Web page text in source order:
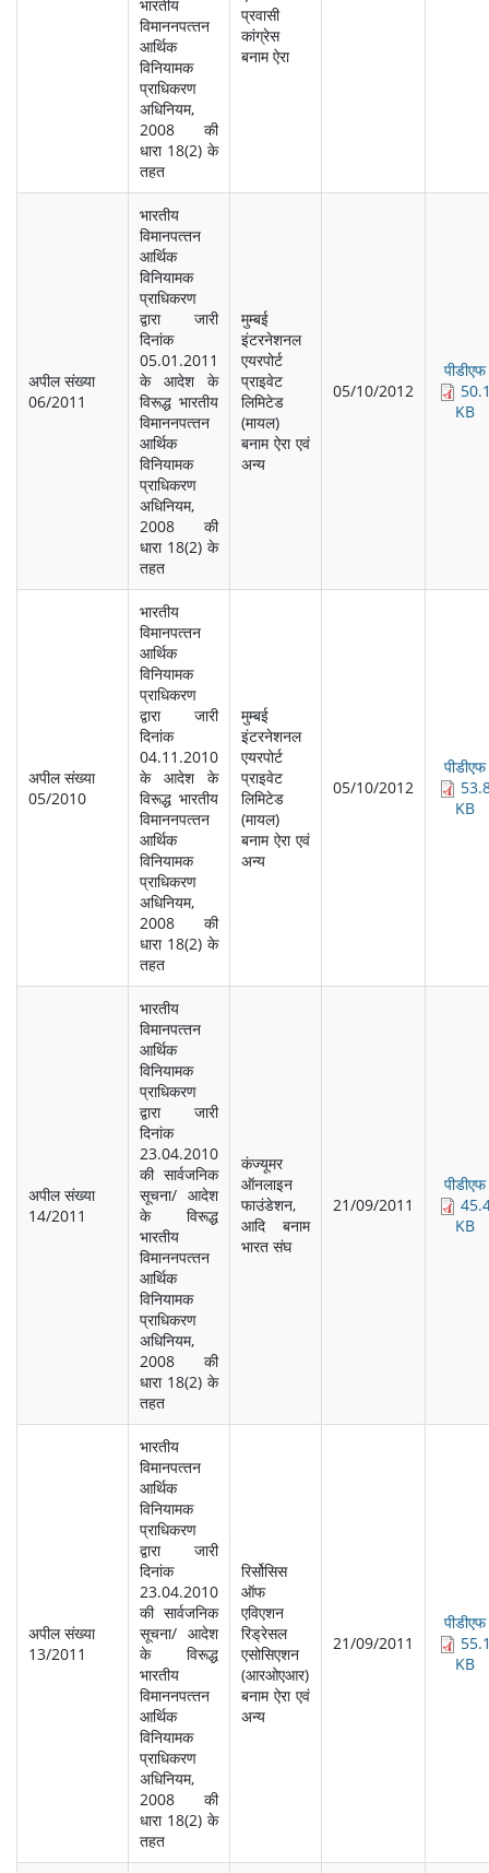
भारतीय
विमाननपत्‍तन
आर्थिक
विनियामक
प्राधिकरण
अधिनियम,
2008 की
धारा 18(2) के
तहत
प्रवासी
कांग्रेस
बनाम ऐरा
अपील संख्‍या
06/2011
भारतीय
विमानपत्‍तन
आर्थिक
विनियामक
प्राधिकरण
द्वारा जारी
दिनांक
05.01.2011
के आदेश के
विरूद्ध भारतीय
विमाननपत्‍तन
आर्थिक
विनियामक
प्राधिकरण
अधिनियम,
2008 की
धारा 18(2) के
तहत
मुम्‍बई
इंटरनेशनल
एयरपोर्ट
प्राइवेट
लिमिटेड
(मायल)
बनाम ऐरा एवं
अन्‍य
05/10/2012
पीडीएफ
KB
अपील संख्‍या
05/2010
भारतीय
विमानपत्‍तन
आर्थिक
विनियामक
प्राधिकरण
द्वारा जारी
दिनांक
04.11.2010
के आदेश के
विरूद्ध भारतीय
विमाननपत्‍तन
आर्थिक
विनियामक
प्राधिकरण
अधिनियम,
2008 की
धारा 18(2) के
तहत
मुम्‍बई
इंटरनेशनल
एयरपोर्ट
प्राइवेट
लिमिटेड
(मायल)
बनाम ऐरा एवं
अन्‍य
05/10/2012
पीडीएफ
KB
अपील संख्‍या
14/2011
भारतीय
विमानपत्‍तन
आर्थिक
विनियामक
प्राधिकरण
द्वारा जारी
दिनांक
23.04.2010
की सार्वजनिक
सूचना/ आदेश
के विरूद्ध
भारतीय
विमाननपत्‍तन
आर्थिक
विनियामक
प्राधिकरण
अधिनियम,
2008 की
धारा 18(2) के
तहत
कंज्‍यूमर
ऑनलाइन
फाउंडेशन,
आदि बनाम
भारत संघ
21/09/2011
पीडीएफ
KB
अपील संख्‍या
13/2011
भारतीय
विमानपत्‍तन
आर्थिक
विनियामक
प्राधिकरण
द्वारा जारी
दिनांक
23.04.2010
की सार्वजनिक
सूचना/ आदेश
के विरूद्ध
भारतीय
विमाननपत्‍तन
आर्थिक
विनियामक
प्राधिकरण
अधिनियम,
2008 की
धारा 18(2) के
तहत
रिर्सोसिस
ऑफ
एविएशन
रिड्रेसल
एसोसिएशन
(आरओएआर)
बनाम ऐरा एवं
अन्‍य
21/09/2011
पीडीएफ
KB